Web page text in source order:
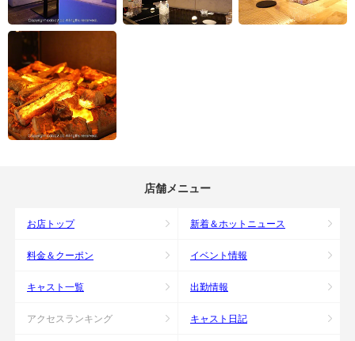
店舗メニュー
お店トップ 新着＆ホットニュース
料金＆クーポン イベント情報
キャスト一覧 出勤情報
アクセスランキング キャスト日記